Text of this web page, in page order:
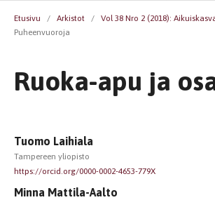
Etusivu / Arkistot / Vol 38 Nro 2 (2018):
Puheenvuoroja
Ruoka-apu ja
Tuomo Laihiala
Tampereen yliopisto
https://orcid.org/0000-0002-4653-779X
Minna Mattila-Aalto